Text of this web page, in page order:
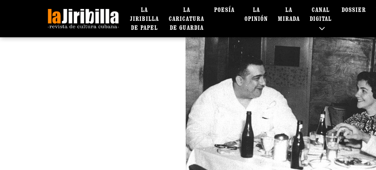
LA
JIRIBILLA
DE PAPEL
LA
CARICATURA
DE GUARDIA
POESÍA
LA
OPINIÓN
LA
MIRADA
CANAL
DIGITAL
DOSSIER